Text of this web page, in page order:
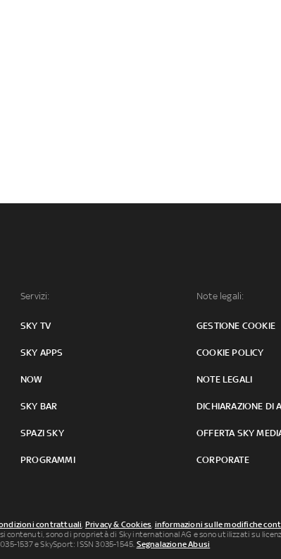
Servizi:
SKY TV
SKY APPS
NOW
SKY BAR
SPAZI SKY
PROGRAMMI
Note legali:
GESTIONE COOKIE
COOKIE POLICY
NOTE LEGALI
DICHIARAZIONE DI
OFFERTA SKY
CORPORATE
contrattuali, Privacy & Cookies, informazioni sulle modifiche
sono di proprietà di Sky international AG e sono utilizzati su
1537 e SkySport: ISSN 3035-1545. Segnalazione Abusi